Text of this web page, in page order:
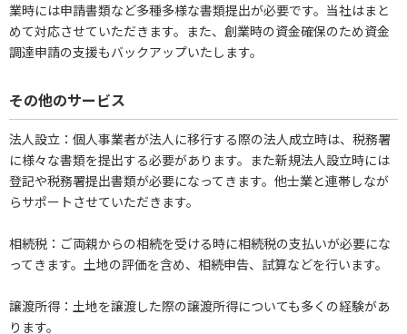
業時には申請書類など多種多様な書類提出が必要です。当社はまと
めて対応させていただきます。また、創業時の資金確保のため資金
調達申請の支援もバックアップいたします。
その他のサービス
法人設立：個人事業者が法人に移行する際の法人成立時は、税務署
に様々な書類を提出する必要があります。また新規法人設立時には
登記や税務署提出書類が必要になってきます。他士業と連帯しなが
らサポートさせていただきます。
相続税：ご両親からの相続を受ける時に相続税の支払いが必要にな
ってきます。土地の評価を含め、相続申告、試算などを行います。
譲渡所得：土地を譲渡した際の譲渡所得についても多くの経験があ
ります。